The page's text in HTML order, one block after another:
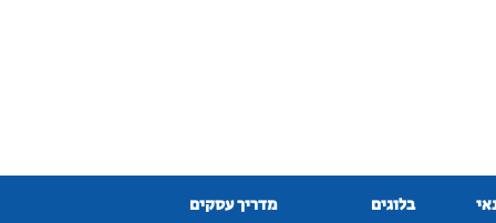
בלוגים מדריך עסקים